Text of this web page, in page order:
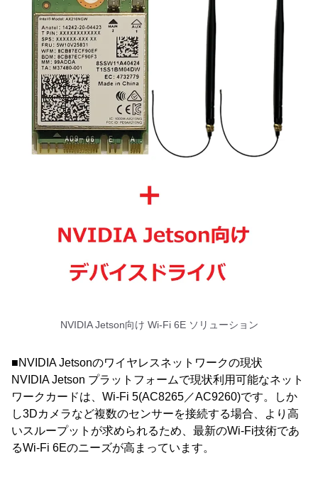
NVIDIA Jetson向け Wi-Fi 6E ソリューション
■NVIDIA Jetsonのワイヤレスネットワークの現状
NVIDIA Jetson プラットフォームで現状利用可能なネット
ワークカードは、Wi-Fi 5(AC8265／AC9260)です。しか
し3Dカメラなど複数のセンサーを接続する場合、より高
いスループットが求められるため、最新のWi-Fi技術であ
るWi-Fi 6Eのニーズが高まっています。